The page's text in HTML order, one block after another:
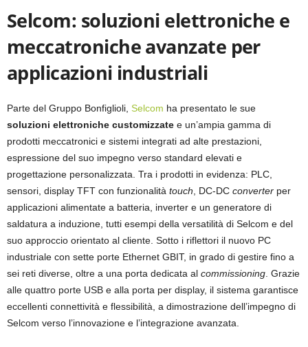
Selcom: soluzioni elettroniche e
meccatroniche avanzate per
applicazioni industriali
Parte del Gruppo Bonfiglioli, Selcom ha presentato le sue
soluzioni elettroniche customizzate e un’ampia gamma di
prodotti meccatronici e sistemi integrati ad alte prestazioni,
espressione del suo impegno verso standard elevati e
progettazione personalizzata. Tra i prodotti in evidenza: PLC,
sensori, display TFT con funzionalità touch , DC-DC converter per
applicazioni alimentate a batteria, inverter e un generatore di
saldatura a induzione, tutti esempi della versatilità di Selcom e del
suo approccio orientato al cliente. Sotto i riflettori il nuovo PC
industriale con sette porte Ethernet GBIT, in grado di gestire fino a
sei reti diverse, oltre a una porta dedicata al commissioning . Grazie
alle quattro porte USB e alla porta per display, il sistema garantisce
eccellenti connettività e flessibilità, a dimostrazione dell’impegno di
Selcom verso l’innovazione e l’integrazione avanzata.